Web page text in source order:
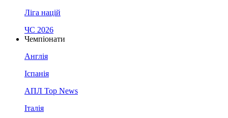
Ліга націй
ЧС 2026
Чемпіонати
Англія
Іспанія
АПЛ Top News
Італія